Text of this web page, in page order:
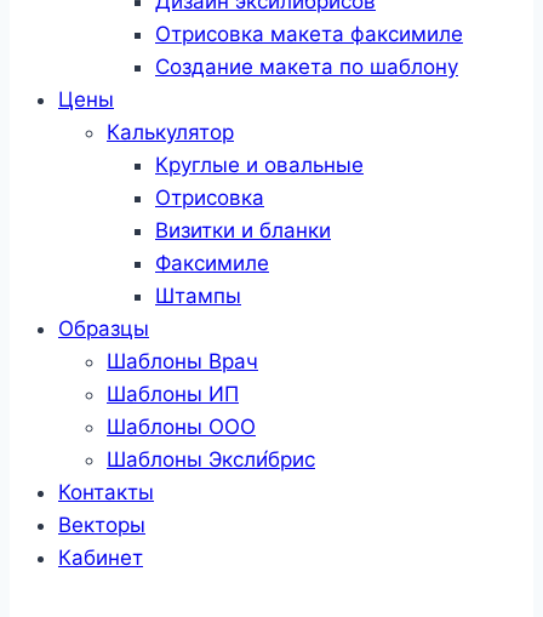
Отрисовка макета факсимиле
Создание макета по шаблону
Цены
Калькулятор
Круглые и овальные
Отрисовка
Визитки и бланки
Факсимиле
Штампы
Образцы
Шаблоны Врач
Шаблоны ИП
Шаблоны ООО
Шаблоны Эксли́брис
Контакты
Векторы
Кабинет